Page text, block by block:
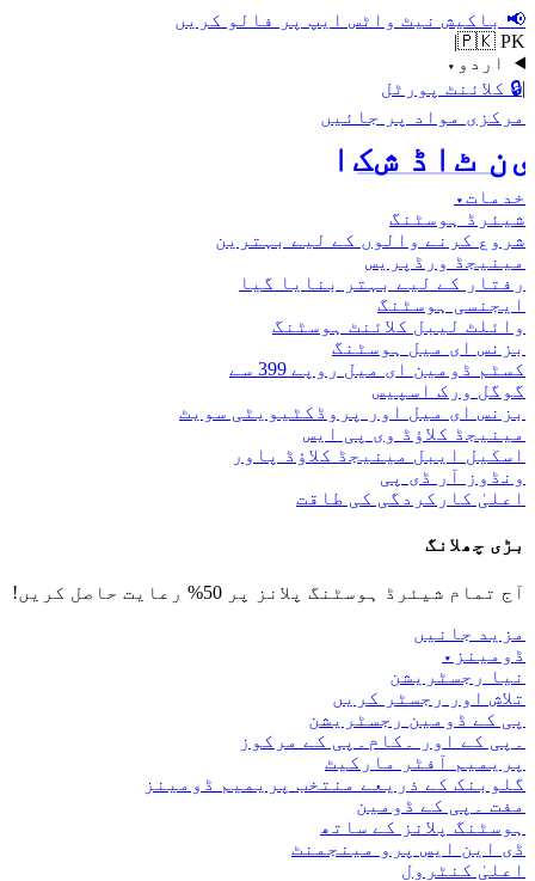
📢 باکیش نیٹ واٹس ایپ پر فالو کریں
🇵🇰 PK
|
اردو ▾
|
🔒 کلائنٹ پورٹل
مرکزی مواد پر جائیں
ڈاٹ نیٹ
خدمات▾
شیئرڈ ہوسٹنگ
شروع کرنے والوں کے لیے بہترین
مینیجڈ ورڈپریس
رفتار کے لیے بہتر بنایا گیا
ایجنسی ہوسٹنگ
وائلٹ لیبل کلائنٹ ہوسٹنگ
بزنس ای میل ہوسٹنگ
کسٹم ڈومین ای میل روپے 399 سے
گوگل ورک اسپیس
بزنس ای میل اور پروڈکٹیویٹی سویٹ
مینیجڈ کلاؤڈ وی پی ایس
اسکیل ایبل مینیجڈ کلاؤڈ پاور
ونڈوز آر ڈی پی
اعلیٰ کارکردگی کی طاقت
بڑی چھلانگ
آج تمام شیئرڈ ہوسٹنگ پلانز پر 50% رعایت حاصل کریں!
مزید جانیں
ڈومینز ▾
نیا رجسٹریشن
تلاش اور رجسٹر کریں
پی کے ڈومین رجسٹریشن
۔پی کے اور ۔کام۔پی کے مرکوز
پریمیم آفٹر مارکیٹ
گلوبنک کے ذریعے منتخب پریمیم ڈومینز
مفت ۔پی کے ڈومین
ہوسٹنگ پلانز کے ساتھ
ڈی این ایس پرو مینجمنٹ
اعلیٰ کنٹرول